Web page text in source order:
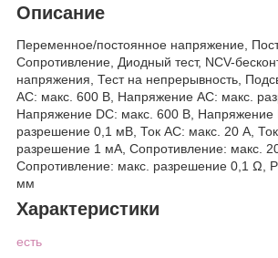
Описание
Переменное/постоянное напряжение,
Сопротивление, Диодный тест, NCV-
напряжения, Тест на непрерывность,
АС: макс. 600 В, Напряжение АС: макс.
Напряжение DC: макс. 600 В, Напряжение
разрешение 0,1 мВ, Ток AC: макс. 20 A,
разрешение 1 мA, Сопротивление: макс.
Сопротивление: макс. разрешение 0,1 Ω,
мм
Характеристики
есть